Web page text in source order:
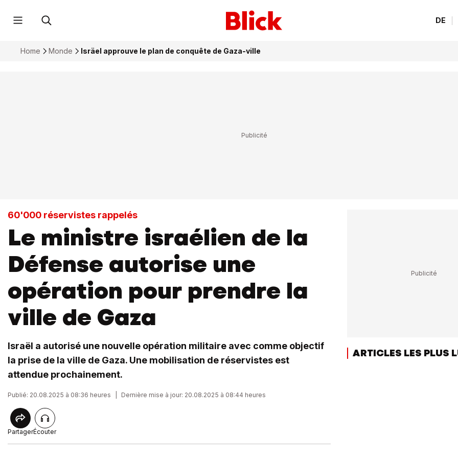
DE
Home Monde Isräel approuve le plan de conquête de Gaza-ville
60'000 réservistes rappelés
Le ministre israélien de la
Défense autorise une
opération pour prendre la
ville de Gaza
Israël a autorisé une nouvelle opération militaire avec comme objectif
la prise de la ville de Gaza. Une mobilisation de réservistes est
attendue prochainement.
Publié: 20.08.2025 à 08:36 heures Dernière mise à jour: 20.08.2025 à 08:44 heures
PartagerÉcouter
ARTICLES LES PLUS